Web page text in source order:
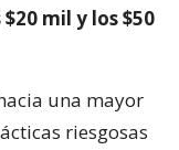
mil y los $50
una mayor
riesgosas